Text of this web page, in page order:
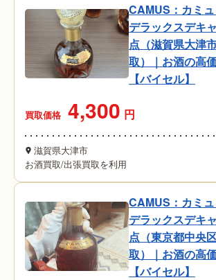
CAMUS：カミ
デラックスデキ
点（滋賀県大津
取）｜お酒の高
【バイセル】
買取価格 4,300 円
滋賀県大津市
お酒買取/出張買取を利用
CAMUS：カミ
デラックスデキ
点（東京都中央
取）｜お酒の高
【バイセル】